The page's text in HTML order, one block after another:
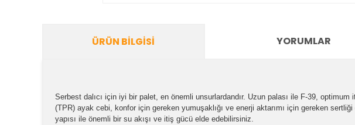
ÜRÜN BILGISI YORUMLAR
Serbest dalıcı için iyi bir palet, en önemli unsurlardandır. Uzun palası ile F-39,
(TPR) ayak cebi, konfor için gereken yumuşaklığı ve enerji aktarımı için gereken
yapısı ile önemli bir su akışı ve itiş gücü elde edebilirsiniz.